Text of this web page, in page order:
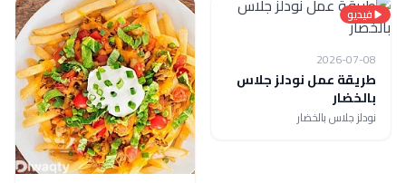
فيديو
2026-07-08
طريقة عمل نودلز جلاس
بالخضار
نودلز جلاس بالخضار